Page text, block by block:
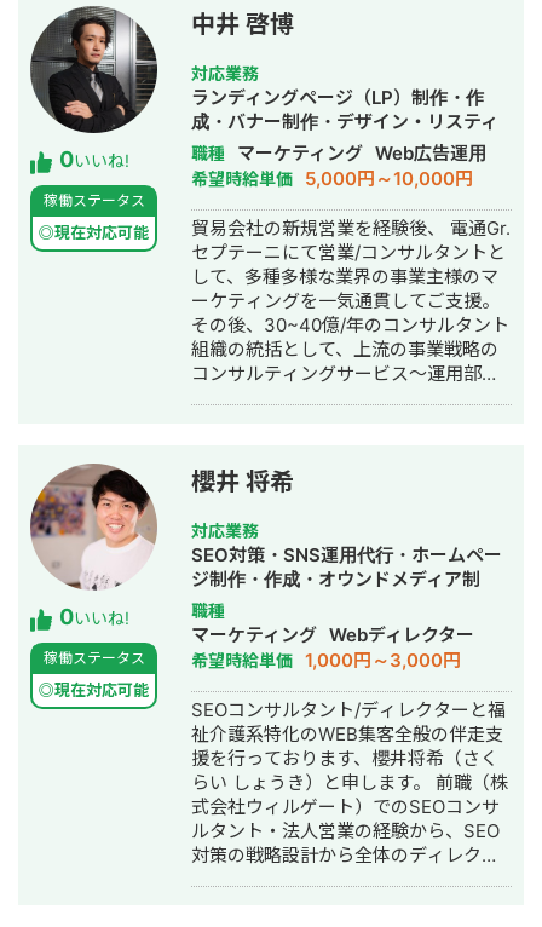
す。 広告・SEO・SNSで新規流入を獲
得 → LP・導線設計でLINEに誘導 → 教
育 → CV この全体フローの設計・実行
が強みです。 ▼対応ツール・領域 GA4
/ GTM / Looker Studio / Lステップ・L
Message（エルメ）/ LP制作 / バナ
ー・動画制作 / SEO / SNS運用 ▼対応
可能な広告媒体 Google広告（検索・デ
ィスプレイ・P-MAX・YouTube）/
Yahoo!広告 / Meta広告（Facebook・
Instagram）/ LINE広告 / TikTok広告 /
X広告 / SmartNews広告 / Outbrain /
Taboola ▼代表的な実績 ・Meta広告で
ROI維持のまま月予算200万→1,200万
円まで拡大（オンラインアシスタント
事業） ・LINE友だち約9,700人獲得、
テイクアウト売上前年比121%達成（飲
クール / BtoB ▼サービス内容 ①LINE
公式アカウント構築・運用（初期15万
円〜 / 月額5万円〜） ②広告運用代行
（固定5万円 / 手数料20％）
0いいね!
稼働ステータス
◎現在対応可能
中井 啓博
対応業務
ランディングページ（LP）制作・作
成・バナー制作・デザイン・リスティ
ング広告運用代行・営業代行・採用代
行
職種 マーケティング Web広告運用
希望時給単価 5,000円～10,000円
貿易会社の新規営業を経験後、 電通Gr.
セプテーニにて営業/コンサルタントと
して、多種多様な業界の事業主様のマ
ーケティングを一気通貫してご支援。
その後、30~40億/年のコンサルタント
組織の統括として、上流の事業戦略の
コンサルティングサービス～運用部隊
様のスケールハックにて圧倒的成果を
創出。 弊社は、 ・大手代理店や事業側
のマーケ責任者出身の少数精鋭集団 ・
戦略伴走型の業界トップクラスの広告
運用力 ・事業主様と成長する報酬形態
モデル の伴走型の広告代理店となりま
す。 事業主様と成長することをモット
ーとする広告代理店です。 徹底的に売
上拡大に拘るスタンスで、マーケティ
ングを成功に導きます。 アカウントサ
ーベイやご相談から無料で承わらせて
いただいておりますので、マーケティ
ング周りでお困りの方はお気軽にお申
し付けください。
0いいね!
稼働ステータス
◎現在対応可能
櫻井 将希
対応業務
SEO対策・SNS運用代行・ホームペー
ジ制作・作成・オウンドメディア制
作・構築・運用代行・採用代行
職種
マーケティング Webディレクター
希望時給単価 1,000円～3,000円
SEOコンサルタント/ディレクターと福
祉介護系特化のWEB集客全般の伴走支
援を行っております、櫻井将希（さく
らい しょうき）と申します。 前職（株
式会社ウィルゲート）でのSEOコンサ
ルタント・法人営業の経験から、SEO
対策の戦略設計から全体のディレクシ